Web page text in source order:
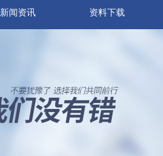
新闻资讯 资料下载